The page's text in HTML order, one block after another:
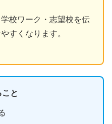
校ワーク・志望校を伝
すくなります。
と